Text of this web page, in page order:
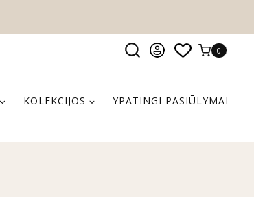
0
KOLEKCIJOS YPATINGI PASIŪLYMAI